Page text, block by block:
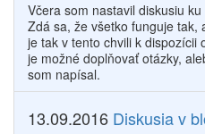
Včera som nastavil diskusiu
Zdá sa, že všetko funguje tak,
je tak v tento chvili k dispozícii
je možné doplňovať otázky,
som napísal.
13.09.2016 Diskusia v